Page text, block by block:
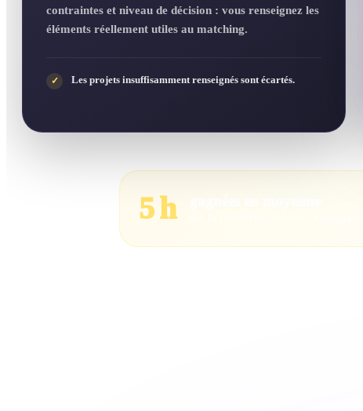
contraintes et niveau de décision : vous renseignez les
éléments réellement utiles au matching.
✓ Les projets insuffisamment renseignés sont écartés.
5 h